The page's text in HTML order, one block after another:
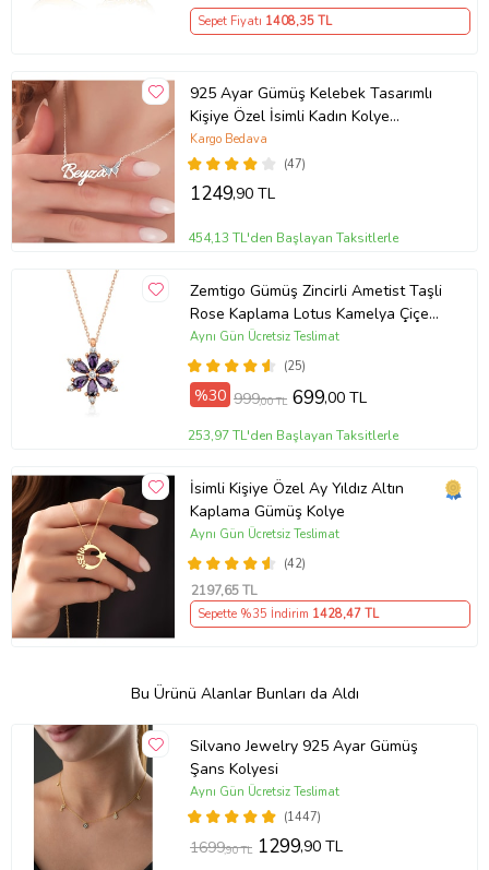
Sepet Fiyatı 1408,35 TL
925 Ayar Gümüş Kelebek Tasarımlı
Kişiye Özel İsimli Kadın Kolye
Anneye Hediye,Sevgiliye
Hediye,Arkadaşa Hediye,Doğum
Günü Hediyesi,Eşe Hediye
(47)
Kargo Bedava
1249,90 TL
454,13 TL'den Başlayan Taksitlerle
Zemtigo Gümüş Zincirli Ametist Taşli
Rose Kaplama Lotus Kamelya Çiçeği
Kolye
(25)
Aynı Gün Ücretsiz Teslimat
%30 999,00 TL 699,00 TL
253,97 TL'den Başlayan Taksitlerle
İsimli Kişiye Özel Ay Yıldız Altın
Kaplama Gümüş Kolye
(42)
Aynı Gün Ücretsiz Teslimat
2197,65 TL
Sepette %35 İndirim 1428,47 TL
Bu Ürünü Alanlar Bunları da Aldı
Silvano Jewelry 925 Ayar Gümüş
Şans Kolyesi
(1447)
Aynı Gün Ücretsiz Teslimat
1699,90 TL 1299,90 TL